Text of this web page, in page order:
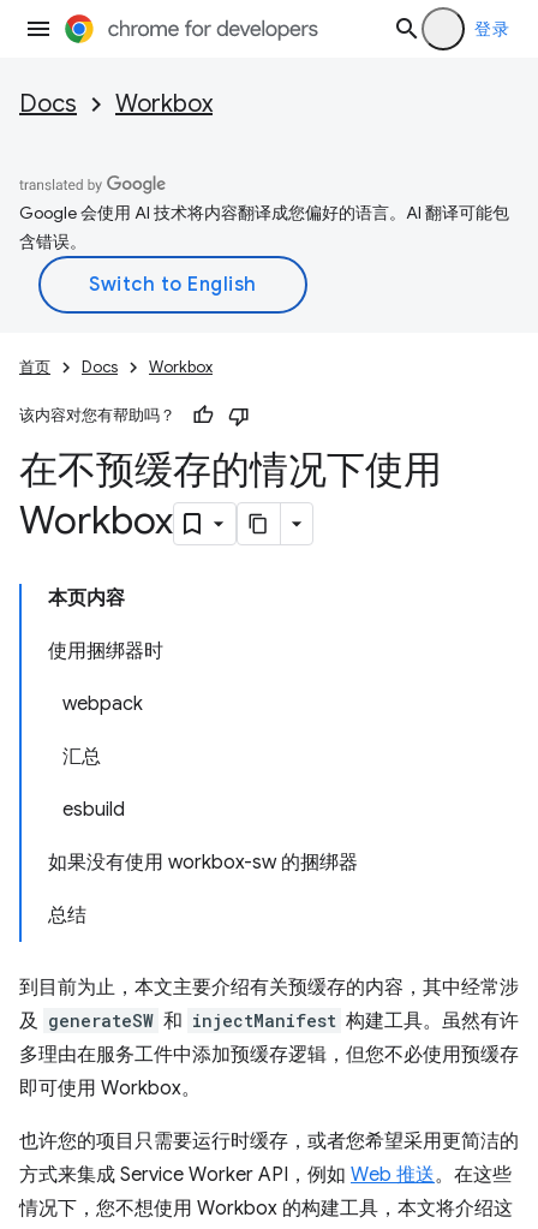
登录
Docs Workbox
Google 会使用 AI 技术将内容翻译成您偏好的语言。AI 翻译可能包
含错误。
首页 Docs Workbox
该内容对您有帮助吗？
在不预缓存的情况下使用
Workbox
本页内容
使用捆绑器时
webpack
汇总
esbuild
如果没有使用 workbox-sw 的捆绑器
总结
到目前为止，本文主要介绍有关预缓存的内容，其中经常涉
及 generateSW 和 injectManifest 构建工具。虽然有许
多理由在服务工件中添加预缓存逻辑，但您不必使用预缓存
即可使用 Workbox。
也许您的项目只需要运行时缓存，或者您希望采用更简洁的
方式来集成 Service Worker API，例如 Web 推送。在这些
情况下，您不想使用 Workbox 的构建工具，本文将介绍这